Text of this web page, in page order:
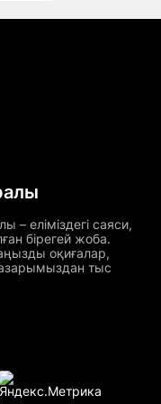
– еліміздегі саяси,
бірегей жоба.
оқиғалар,
тыс